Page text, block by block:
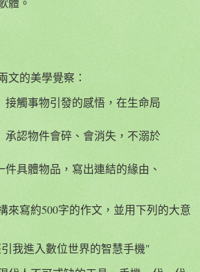
文的美學覺察：
接觸事物引發的感悟，在生命局
承認物件會碎、會消失，不溺於
件具體物品，寫出連結的緣由、
來寫約500字的作文，並用下列的大意
我進入數位世界的智慧手機"